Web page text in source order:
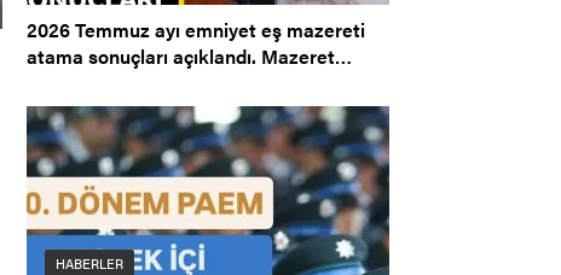
2026 Temmuz ayı emniyet eş mazereti
atama sonuçları açıklandı. Mazeret
HABERLER